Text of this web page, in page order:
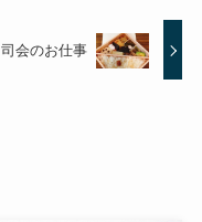
司会のお仕事